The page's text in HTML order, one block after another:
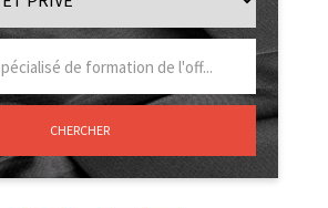
CHERCHER